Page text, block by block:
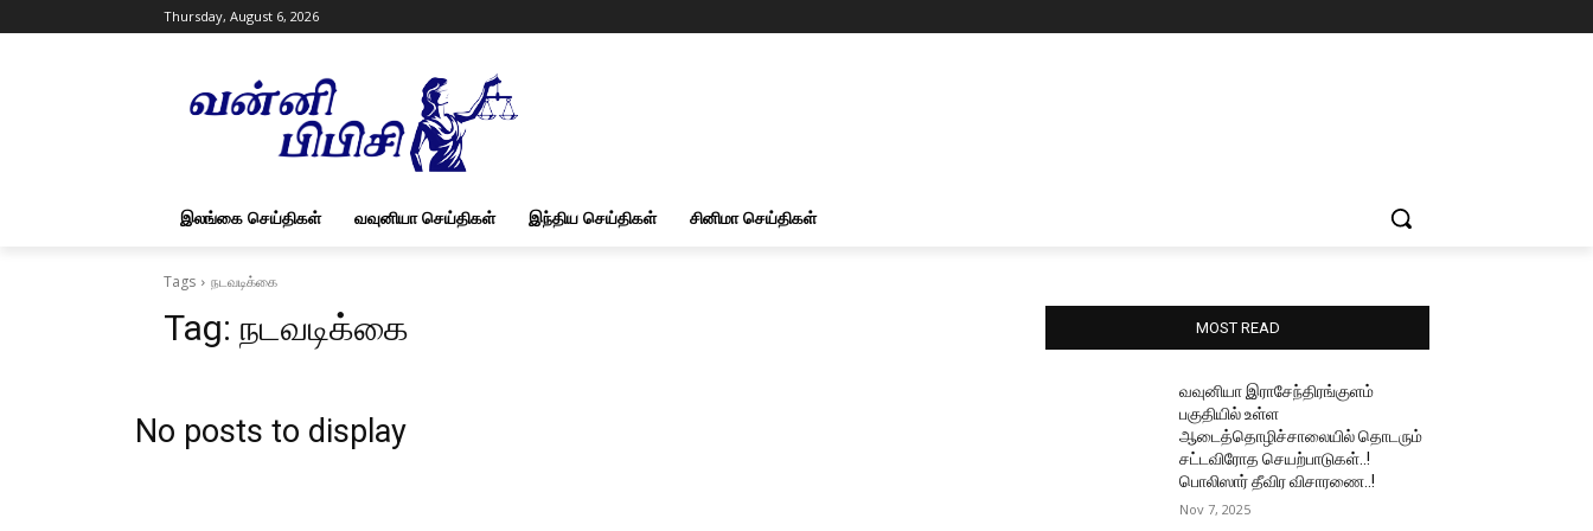
Thursday, August 6, 2026
இலங்கை செய்திகள் வவுனியா செய்திகள் இந்திய செய்திகள் சினிமா செய்திகள்
Tags நடவடிக்கை
Tag: நடவடிக்கை
No posts to display
MOST READ
வவுனியா இராசேந்திரங்குளம்
பகுதியில் உள்ள
ஆடைத்தொழிச்சாலையில் தொடரும்
சட்டவிரோத செயற்பாடுகள்..!
பொலிஸார் தீவிர விசாரணை..!
Nov 7, 2025